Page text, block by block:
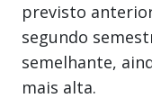
previsto
segundo
semelhante,
mais alta.